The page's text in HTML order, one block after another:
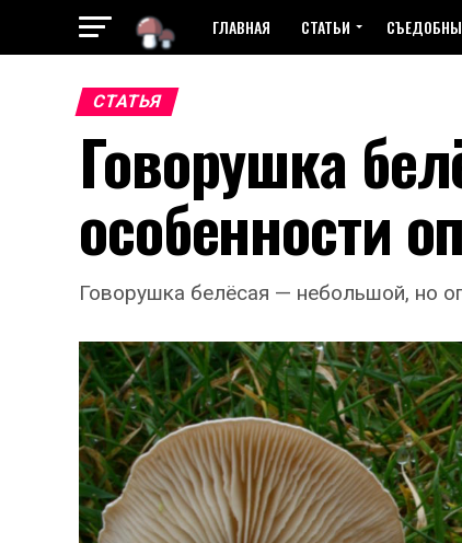
ГЛАВНАЯ СТАТЬИ
СТАТЬЯ
Говорушка
особенности
Говорушка белёсая — небольшой, но